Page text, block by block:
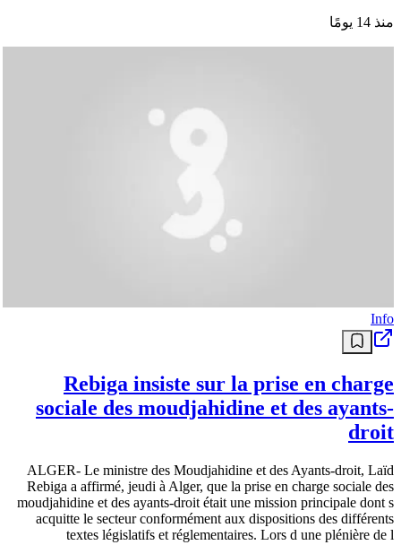
منذ 14 يومًا
Info
Rebiga insiste sur la prise en charge
sociale des moudjahidine et des ayants-
droit
ALGER- Le ministre des Moudjahidine et des Ayants-droit, Laïd
Rebiga a affirmé, jeudi à Alger, que la prise en charge sociale des
moudjahidine et des ayants-droit était une mission principale dont s
acquitte le secteur conformément aux dispositions des différents
textes législatifs et réglementaires. Lors d une plénière de l